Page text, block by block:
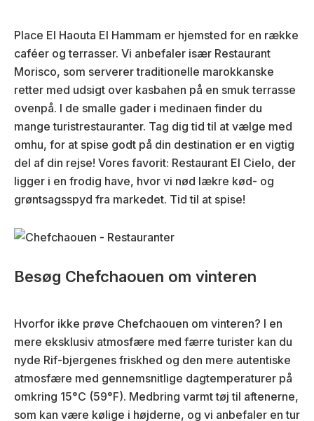
Place El Haouta El Hammam er hjemsted for en række
caféer og terrasser. Vi anbefaler især Restaurant
Morisco, som serverer traditionelle marokkanske
retter med udsigt over kasbahen på en smuk terrasse
ovenpå. I de smalle gader i medinaen finder du
mange turistrestauranter. Tag dig tid til at vælge med
omhu, for at spise godt på din destination er en vigtig
del af din rejse! Vores favorit: Restaurant El Cielo, der
ligger i en frodig have, hvor vi nød lækre kød- og
grøntsagsspyd fra markedet. Tid til at spise!
Besøg Chefchaouen om vinteren
Hvorfor ikke prøve Chefchaouen om vinteren? I en
mere eksklusiv atmosfære med færre turister kan du
nyde Rif-bjergenes friskhed og den mere autentiske
atmosfære med gennemsnitlige dagtemperaturer på
omkring 15°C (59°F). Medbring varmt tøj til aftenerne,
som kan være kølige i højderne, og vi anbefaler en tur